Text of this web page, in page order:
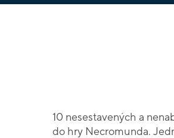
10 nesestavených a
do hry Necromunda.